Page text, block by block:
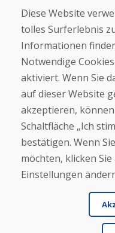
E-Shop
Zahlung
Cookies
Diese Website
tolles Surferlebnis
Informationen
Notwendige
aktiviert. Wenn Sie
auf dieser Website
akzeptieren,
Schaltfläche „Ich
bestätigen. Wenn
möchten, klicken
Einstellungen